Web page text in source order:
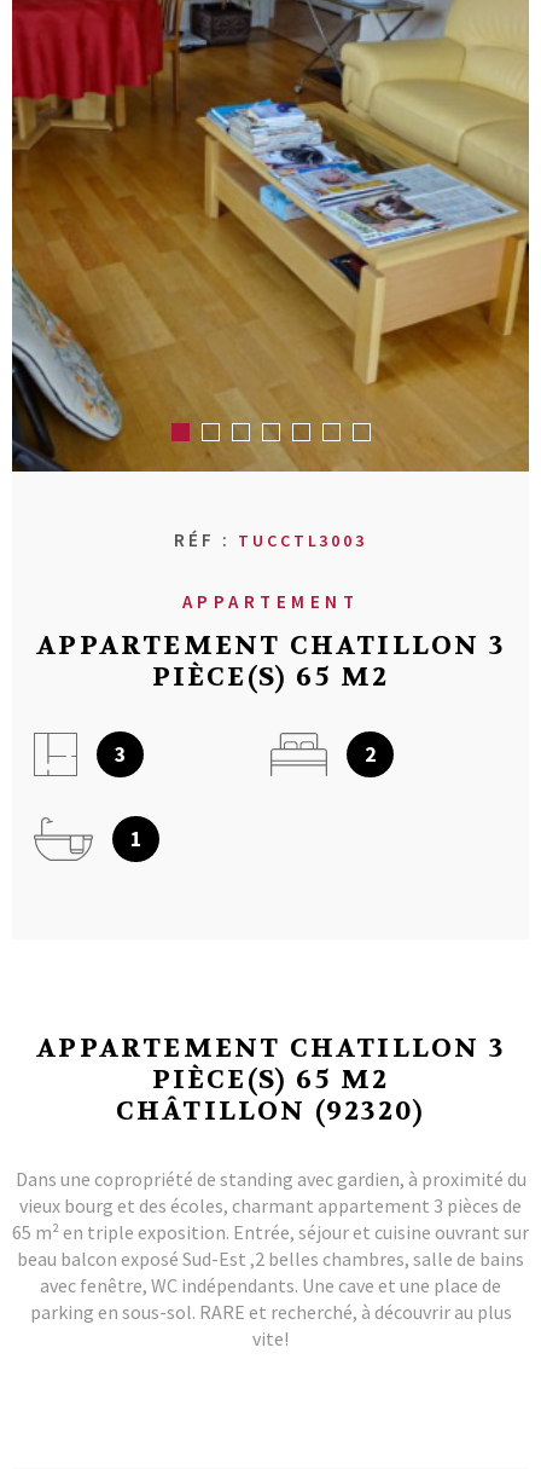
AVIS CLIENT
MON
CONTACT
RÉF : TUCCTL3003
APPARTEMENT
APPARTEMENT CHATILLON 3
PIÈCE(S) 65 M2
3 2
1
APPARTEMENT CHATILLON 3
PIÈCE(S) 65 M2
CHÂTILLON (92320)
Dans une copropriété de standing avec gardien, à proximité du
vieux bourg et des écoles, charmant appartement 3 pièces de
65 m² en triple exposition. Entrée, séjour et cuisine ouvrant sur
beau balcon exposé Sud-Est ,2 belles chambres, salle de bains
avec fenêtre, WC indépendants. Une cave et une place de
parking en sous-sol. RARE et recherché, à découvrir au plus
vite!
RECHERCHER